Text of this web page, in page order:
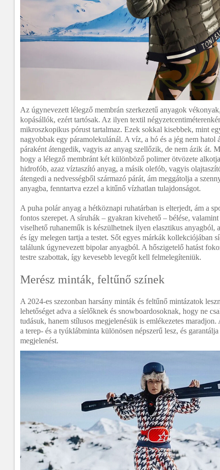
Az úgynevezett lélegző membrán szerkezetű anyagok
kopásállók, ezért tartósak. Az ilyen textil
mikroszkopikus pórust tartalmaz. Ezek sokkal kisebbek, mint
nagyobbak egy páramolekulánál. A víz, a hó és a jég nem hatol
páraként átengedik, vagyis az anyag szellőzik, de nem ázik át.
hogy a lélegző membránt két különböző polimer ötvözete
hidrofób, azaz víztaszító anyag, a másik olefób, vagyis
átengedi a nedvességből származó párát, ám meggátolja a
anyagba, fenntartva ezzel a kitűnő vízhatlan tulajdonságot.
A puha polár anyag a hétköznapi ruhatárban is elterjedt, ám a
fontos szerepet. A síruhák – gyakran kivehető – bélése, valamint
viselhető ruhaneműk is készülhetnek ilyen elasztikus anyagból,
és így melegen tartja a testet. Sőt egyes márkák kollekciójában
találunk úgynevezett bipolar anyagból. A hőszigetelő hatást
testre szabottak, így kevesebb levegőt kell felmelegíteniük.
Merész minták, feltűnő színek
A 2024-es szezonban harsány minták és feltűnő mintázatok
lehetőséget adva a síelőknek és snowboardosoknak, hogy ne
tudásuk, hanem stílusos megjelenésük is emlékezetes
a terep- és a tyúklábminta különösen népszerű lesz, és
megjelenést.